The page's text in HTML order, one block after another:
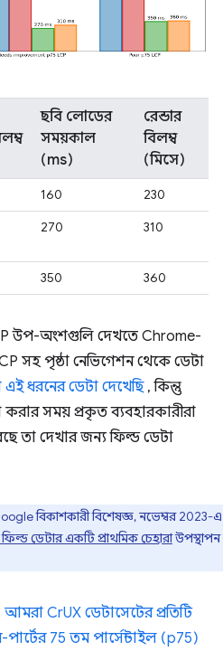
ছবি লোডের
সময়কাল
(ms)
রেন্ডার
বিলম্ব
(মিসে)
160
230
270 310
350 360
উপ-অংশগুলি দেখতে Chrome-
সহ পৃষ্ঠা নেভিগেশন থেকে ডেটা
ধরনের ডেটা দেখেছি, কিন্তু
সময় প্রকৃত ব্যবহারকারীরা
তা দেখার জন্য ফিল্ড ডেটা
বিকাশকারী বিশেষজ্ঞ, নভেম্বর 2023-এ
ডেটার একটি প্রাথমিক চেহারাউপস্থাপন
CrUX ডেটাসেটের প্রতিটি
75 তম পার্সেন্টাইল (p75)